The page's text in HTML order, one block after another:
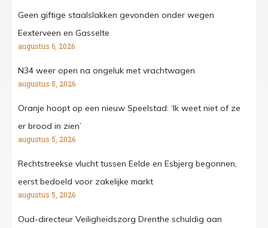
Geen giftige staalslakken gevonden onder wegen
Eexterveen en Gasselte
augustus 6, 2026
N34 weer open na ongeluk met vrachtwagen
augustus 5, 2026
Oranje hoopt op een nieuw Speelstad: ‘Ik weet niet of ze
er brood in zien’
augustus 5, 2026
Rechtstreekse vlucht tussen Eelde en Esbjerg begonnen,
eerst bedoeld voor zakelijke markt
augustus 5, 2026
Oud-directeur Veiligheidszorg Drenthe schuldig aan